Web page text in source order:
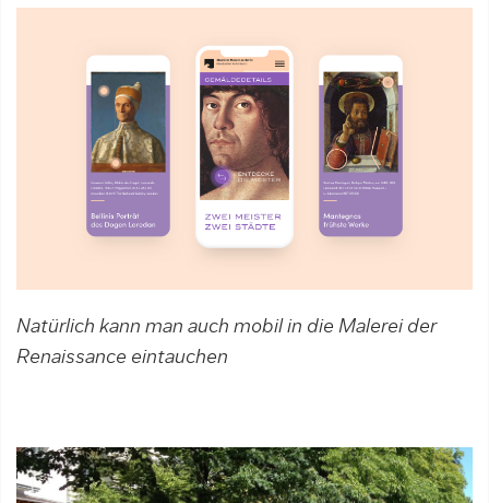
Natürlich kann man auch mobil in die Malerei der
Renaissance eintauchen